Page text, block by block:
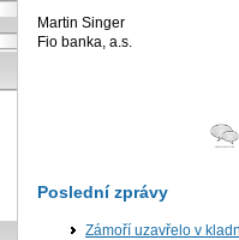
Martin Singer
Fio banka, a.s.
Poslední zprávy
Zámoří uzavřelo v